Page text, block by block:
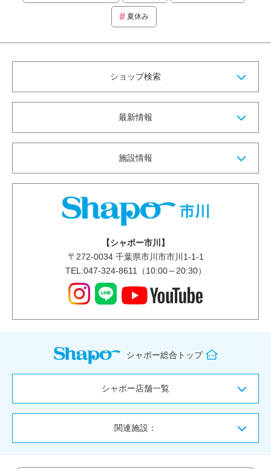
夏休み
ショップ検索
最新情報
施設情報
【シャポー市川】
〒 272-0034千葉県市川市市川1-1-1
TEL:047-324-8611（10:00～20:30）
シャポー総合トップ
シャポー店舗一覧
関連施設：